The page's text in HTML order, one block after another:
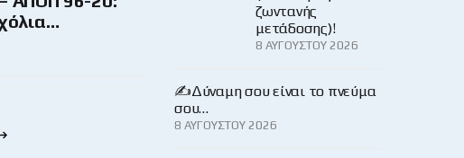
ζωντανής
μετάδοσης)!
8 ΑΥΓΟΎΣΤΟΥ 2026
✍️Δύναμη σου είναι το πνεύμα
σου…
8 ΑΥΓΟΎΣΤΟΥ 2026